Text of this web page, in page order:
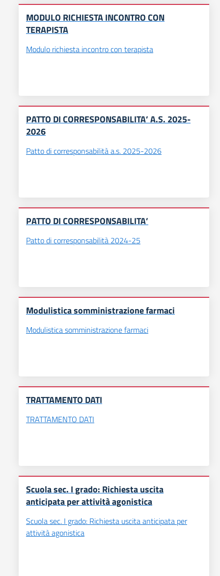
MODULO RICHIESTA INCONTRO CON
TERAPISTA
Modulo richiesta incontro con terapista
PATTO DI CORRESPONSABILITA’ A.S. 2025-
2026
Patto di corresponsabilità a.s. 2025-2026
PATTO DI CORRESPONSABILITA’
Patto di corresponsabilità 2024-25
Modulistica somministrazione farmaci
Modulistica somministrazione farmaci
TRATTAMENTO DATI
TRATTAMENTO DATI
Scuola sec. I grado: Richiesta uscita
anticipata per attività agonistica
Scuola sec. I grado: Richiesta uscita anticipata per
attività agonistica